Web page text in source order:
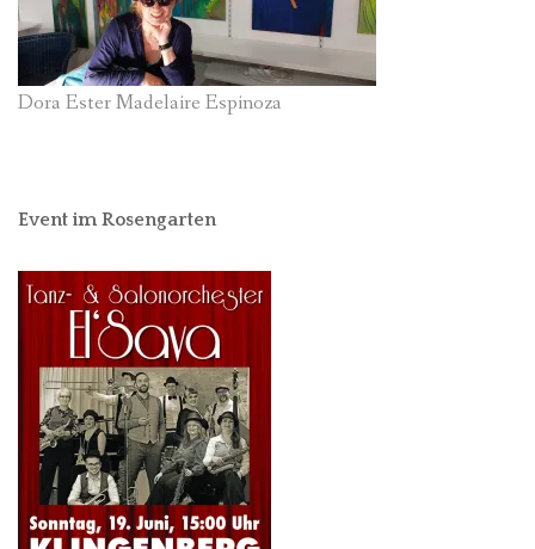
Dora Ester Madelaire Espinoza
Event im Rosengarten